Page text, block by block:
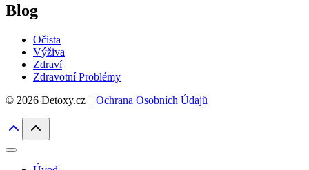
Blog
Očista
Výživa
Zdraví
Zdravotní Problémy
© 2026 Detoxy.cz | Ochrana Osobních Údajů